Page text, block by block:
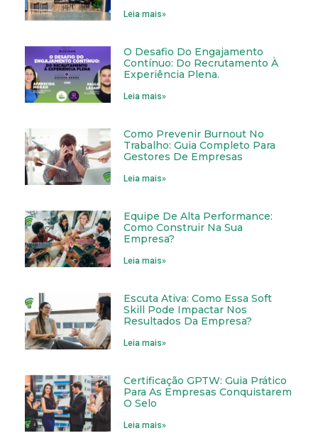
Leia mais»
O Desafio Do Engajamento
Contínuo: Do Recrutamento À
Experiência Plena.
Leia mais»
Como Prevenir Burnout No
Trabalho: Guia Completo Para
Gestores De Empresas
Leia mais»
Equipe De Alta Performance:
Como Construir Na Sua
Empresa?
Leia mais»
Escuta Ativa: Como Essa Soft
Skill Pode Impactar Nos
Resultados Da Empresa?
Leia mais»
Certificação GPTW: Guia Prático
Para As Empresas Conquistarem
O Selo
Leia mais»